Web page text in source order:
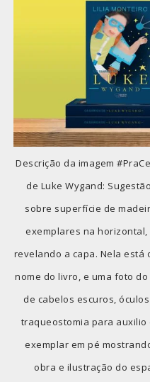
Descrição da imagem
de Luke Wygand:
sobre superfície de
exemplares na
revelando a capa. Nela está
nome do livro, e uma foto
de cabelos escuros,
traqueostomia para auxilio
exemplar em pé
obra e ilustração do